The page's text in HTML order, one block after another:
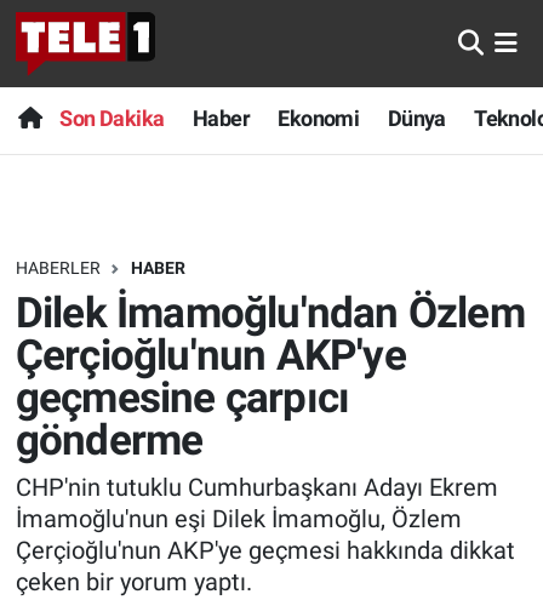
Son Dakika Haber Ekonomi Dünya
HABERLER HABER
Dilek İmamoğlu'ndan Özlem
Çerçioğlu'nun AKP'ye
geçmesine çarpıcı
gönderme
CHP'nin tutuklu Cumhurbaşkanı Adayı Ekrem
İmamoğlu'nun eşi Dilek İmamoğlu, Özlem
Çerçioğlu'nun AKP'ye geçmesi hakkında dikkat
çeken bir yorum yaptı.
Anında Manşet
Başka Sohbetler
Bilim turu
Bilim ve Teknoloji Evreni
Doğa Konuşuyor
Dünya
Ege Saati
Ege'den Esintiler
Son Dakika
Haber
Dünya
Teknoloji
Sağlık
Spor
Yayın Akışı
İletişim
Nöbetçi Eczaneler
Hava Durumu
Trafik Durumu
Süper Lig Puan Durumu ve Fikstür
Tüm Manşetler
Son Dakika Haberleri
Haber Arşivi